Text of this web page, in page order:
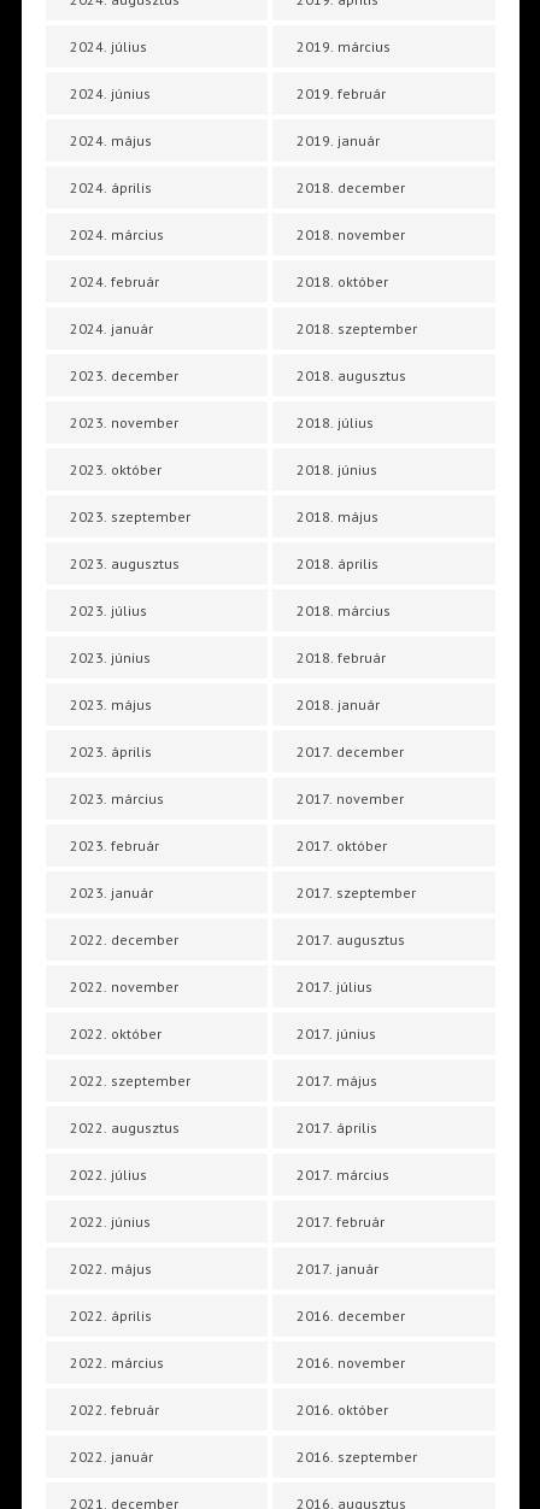
2024. július
2024. június
2024. május
2024. április
2024. március
2024. február
2024. január
2023. december
2023. november
2023. október
2023. szeptember
2023. augusztus
2023. július
2023. június
2023. május
2023. április
2023. március
2023. február
2023. január
2022. december
2022. november
2022. október
2022. szeptember
2022. augusztus
2022. július
2022. június
2022. május
2022. április
2022. március
2022. február
2022. január
2021. december
2019. március
2019. február
2019. január
2018. december
2018. november
2018. október
2018. szeptember
2018. augusztus
2018. július
2018. június
2018. május
2018. április
2018. március
2018. február
2018. január
2017. december
2017. november
2017. október
2017. szeptember
2017. augusztus
2017. július
2017. június
2017. május
2017. április
2017. március
2017. február
2017. január
2016. december
2016. november
2016. október
2016. szeptember
2016. augusztus